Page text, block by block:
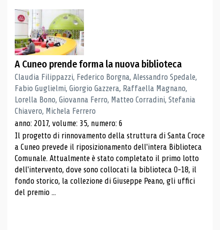
A Cuneo prende forma la nuova biblioteca
Claudia Filippazzi, Federico Borgna, Alessandro Spedale,
Fabio Guglielmi, Giorgio Gazzera, Raffaella Magnano,
Lorella Bono, Giovanna Ferro, Matteo Corradini, Stefania
Chiavero, Michela Ferrero
anno: 2017, volume: 35, numero: 6
Il progetto di rinnovamento della struttura di Santa Croce
a Cuneo prevede il riposizionamento dell'intera Biblioteca
Comunale. Attualmente è stato completato il primo lotto
dell'intervento, dove sono collocati la biblioteca 0-18, il
fondo storico, la collezione di Giuseppe Peano, gli uffici
del premio ...